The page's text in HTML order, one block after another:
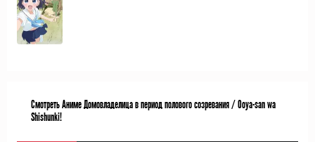
Смотреть Аниме Домовладелица в период полового созревания / Ooya-san wa
Shishunki!